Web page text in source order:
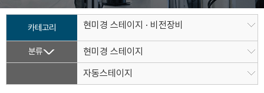
카테고리 현미경 스테이지 · 비전장비
분류
현미경 스테이지
자동스테이지